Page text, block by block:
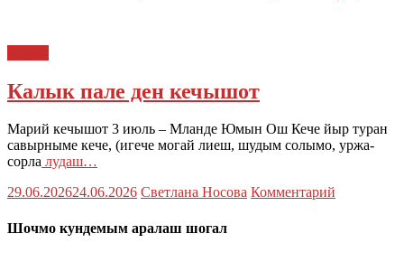
Калык пале ден кечышот
Марий кечышот 3 июль – Мланде Юмын Ош Кече йыр туран
савырныме кече, (игече могай лиеш, шудым солымо, уржа-
сорла лудаш…
29.06.202624.06.2026 Светлана Носова Комментарий
Шочмо кундемым аралаш шогал